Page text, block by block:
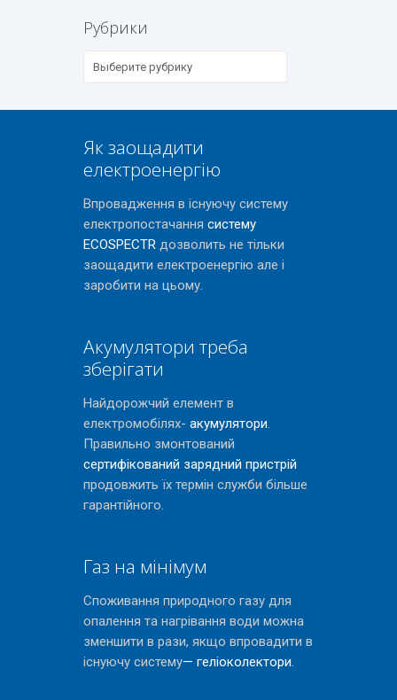
Рубрики
Рубрики
Як заощадити
електроенергію
Впровадження в існуючу систему
електропостачання систему
ECOSPECTR дозволить не тільки
заощадити електроенергію але і
заробити на цьому.
Акумулятори треба
зберігати
Найдорожчий елемент в
електромобілях- акумулятори.
Правильно змонтований
сертифікований зарядний пристрій
продовжить їх термін служби більше
гарантійного.
Газ на мінімум
Споживання природного газу для
опалення та нагрівання води можна
зменшити в рази, якщо впровадити в
існуючу систему— геліоколектори.